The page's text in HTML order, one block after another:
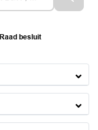
Raad besluit